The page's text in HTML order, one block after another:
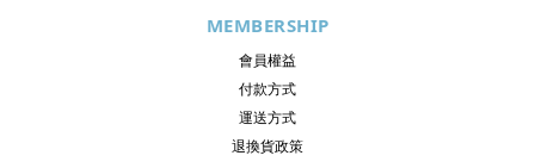
MEMBERSHIP
會員權益
付款方式
運送方式
退換貨政策